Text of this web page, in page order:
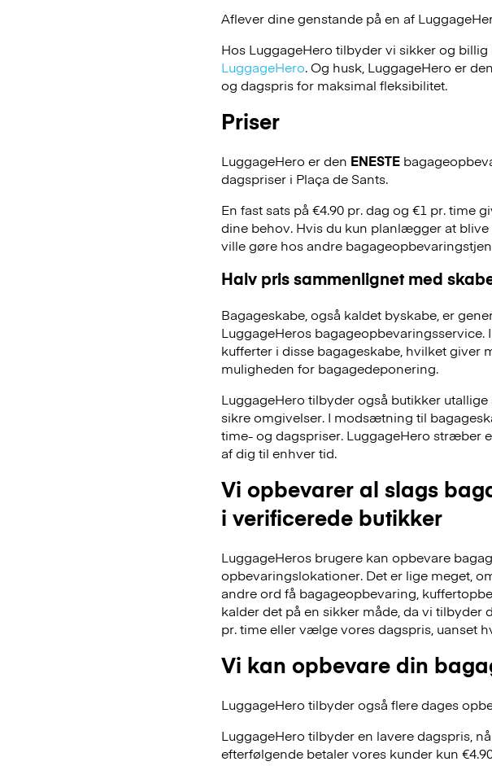
Aflever dine genstande på en af
Hos LuggageHero tilbyder vi sikker og
LuggageHero. Og husk, LuggageHero er
og dagspris for maksimal fleksibilitet.
Priser
LuggageHero er den ENESTE
dagspriser i Plaça de Sants.
En fast sats på €4.90 pr. dag og €1 pr.
dine behov. Hvis du kun planlægger at
ville gøre hos andre
Halv pris sammenlignet med
Bagageskabe, også kaldet byskabe, er
LuggageHeros
kufferter i disse bagageskabe, hvilket giver
muligheden for bagagedeponering.
LuggageHero tilbyder også butikker
sikre omgivelser. I modsætning til
time- og dagspriser. LuggageHero stræber
af dig til enhver tid.
Vi opbevarer al slags
i verificerede butikker
LuggageHeros brugere kan opbevare
opbevaringslokationer. Det er lige meget,
andre ord få bagageopbevaring,
kalder det på en sikker måde, da vi
pr. time eller vælge vores dagspris, uanset
Vi kan opbevare din
LuggageHero tilbyder også flere dages
LuggageHero tilbyder en lavere dagspris,
efterfølgende betaler vores kunder kun